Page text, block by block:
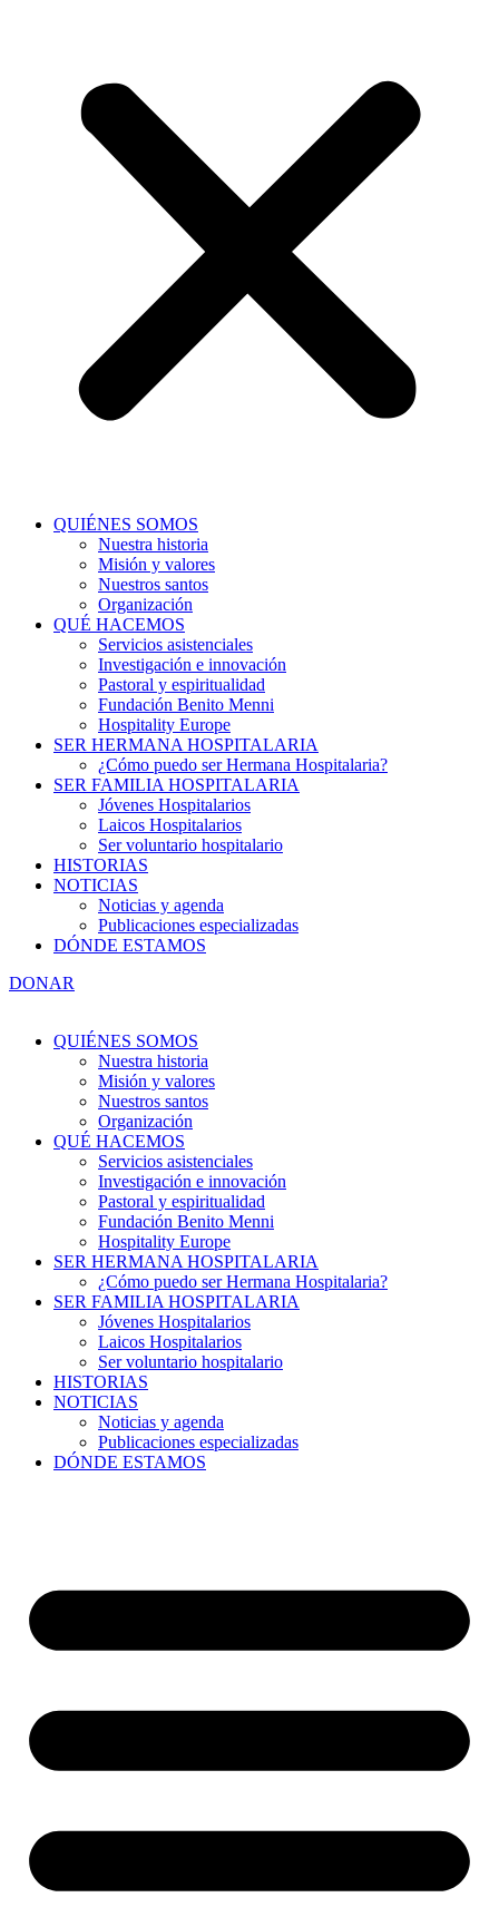
QUIÉNES SOMOS
Nuestra historia
Misión y valores
Nuestros santos
Organización
QUÉ HACEMOS
Servicios asistenciales
Investigación e innovación
Pastoral y espiritualidad
Fundación Benito Menni
Hospitality Europe
SER HERMANA HOSPITALARIA
¿Cómo puedo ser Hermana Hospitalaria?
SER FAMILIA HOSPITALARIA
Jóvenes Hospitalarios
Laicos Hospitalarios
Ser voluntario hospitalario
HISTORIAS
NOTICIAS
Noticias y agenda
Publicaciones especializadas
DÓNDE ESTAMOS
DONAR
QUIÉNES SOMOS
Nuestra historia
Misión y valores
Nuestros santos
Organización
QUÉ HACEMOS
Servicios asistenciales
Investigación e innovación
Pastoral y espiritualidad
Fundación Benito Menni
Hospitality Europe
SER HERMANA HOSPITALARIA
¿Cómo puedo ser Hermana Hospitalaria?
SER FAMILIA HOSPITALARIA
Jóvenes Hospitalarios
Laicos Hospitalarios
Ser voluntario hospitalario
HISTORIAS
NOTICIAS
Noticias y agenda
Publicaciones especializadas
DÓNDE ESTAMOS